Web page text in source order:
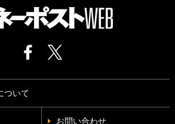
ついて
お問い合わせ